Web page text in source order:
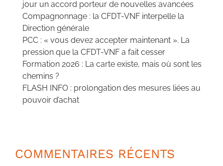
jour un accord porteur de nouvelles avancées
Compagnonnage : la CFDT-VNF interpelle la
Direction générale
PCC : « vous devez accepter maintenant ». La
pression que la CFDT-VNF a fait cesser
Formation 2026 : La carte existe, mais où sont les
chemins ?
FLASH INFO : prolongation des mesures liées au
pouvoir d’achat
COMMENTAIRES RÉCENTS